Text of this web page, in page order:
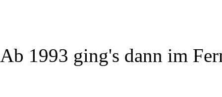
Ab 1993 ging's dann im